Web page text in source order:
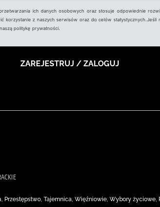
ich danych osobowych oraz stosuje odpowiednie
korzystanie z naszych serwisów oraz do celów statystycznych.Jeśli
politykę prywatności.
ZAREJESTRUJ / ZALOGUJ
Przestępstwo, Tajemnica, Więźniowie, Wybory